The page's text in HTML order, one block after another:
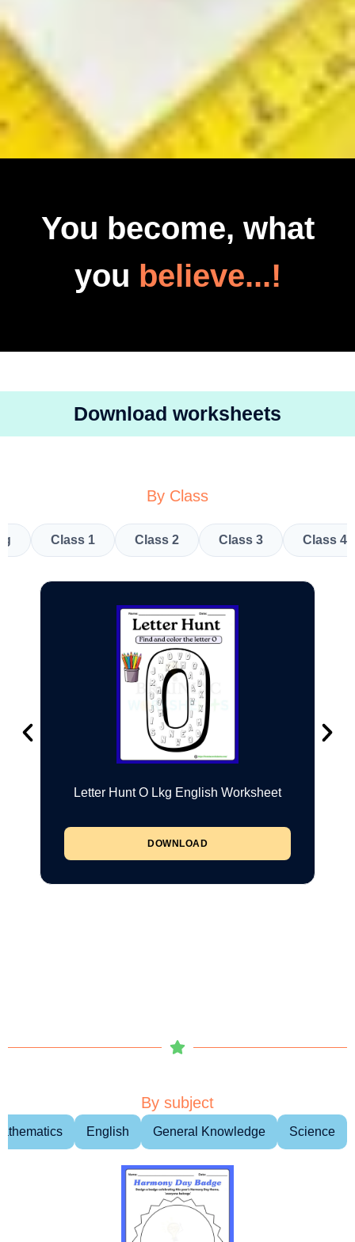
You become, what
you believe...!
Download worksheets
By Class
Class 1 Class 2 Class 3 Class 4
Letter Hunt O Lkg English Worksheet
DOWNLOAD
By subject
English General Knowledge Science